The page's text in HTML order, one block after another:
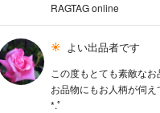
RAGTAG online
よい出品者です
この度もとても素敵なお
お品物にもお人柄が伺
*.ﾟ